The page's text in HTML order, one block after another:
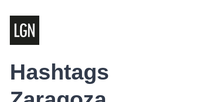
Hashtags